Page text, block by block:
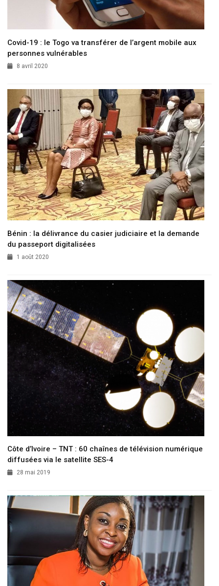
Covid-19 : le Togo va transférer de l’argent mobile aux
personnes vulnérables
8 avril 2020
Bénin : la délivrance du casier judiciaire et la demande
du passeport digitalisées
1 août 2020
Côte d’Ivoire – TNT : 60 chaînes de télévision numérique
diffusées via le satellite SES-4
28 mai 2019